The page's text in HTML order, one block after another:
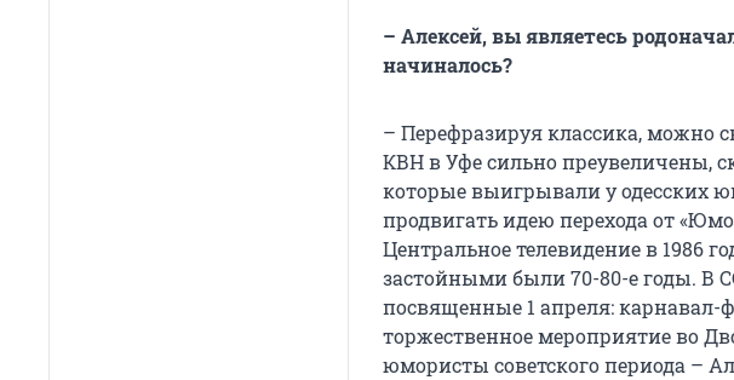
– Алексей, вы являетесь
начиналось?
– Перефразируя классика, можно
КВН в Уфе сильно преувеличены,
которые выигрывали у одесских
продвигать идею перехода от
Центральное телевидение в 1986
застойными были 70-80-е годы. В
посвященные 1 апреля: карнавал-
торжественное мероприятие во
юмористы советского периода –